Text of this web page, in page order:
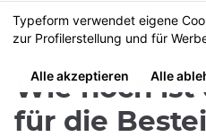
Größe
MENU
Wie hoch ist
für die